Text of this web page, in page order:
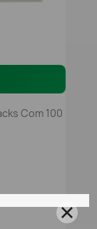
Com 100